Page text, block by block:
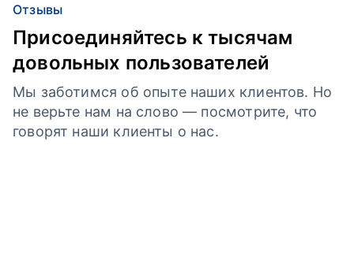
Отзывы
Присоединяйтесь к тысячам
довольных пользователей
Мы заботимся об опыте наших клиентов. Но
не верьте нам на слово — посмотрите, что
говорят наши клиенты о нас.